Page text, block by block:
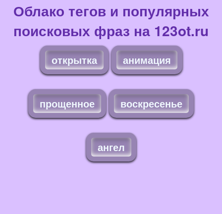
Облако тегов и популярных
поисковых фраз на 123ot.ru
открытка анимация
прощенное воскресенье
ангел